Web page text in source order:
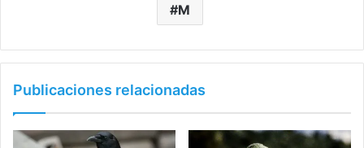
M
Publicaciones relacionadas